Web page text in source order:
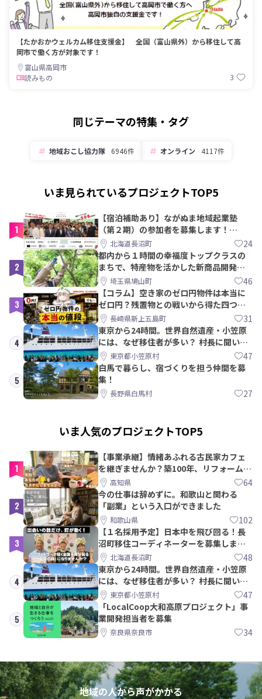
【たかおかウェルカム移住支援金】 全国（富山県外）から移住して高
岡市で働く方が対象です！
富山県高岡市
読みもの
3
同じテーマの特集・タグ
地域おこし協力隊 6946件 オンライン 4117件
いま見られているプロジェクトTOP5
1
【宿泊補助あり】ながぬま地域起業塾
（第２期）の参加者を募集します！
【8/21〆】
北海道長沼町 24
2
都内から１時間の幸福度トップクラスの
まちで、特産物を活かした新商品開発＆
PRメンバー募集！
埼玉県鳩山町 46
3
【コラム】空き家のゼロ円物件は本当に
ゼロ円？残置物との戦いから得た四つの
教訓｜新上五島町
長崎県新上五島町 31
4
東京から24時間。世界自然遺産・小笠原
には、なぜ移住者が多い？ 村長に聞いて
みた東京都小笠原村 47
5
白馬で暮らし、宿づくりを担う仲間を募
集！
長野県白馬村 27
いま人気のプロジェクトTOP5
1
【事業承継】情緒あふれる古民家カフェ
を継ぎませんか？築100年、リフォームか
ら約10年！
高知県 64
2
今の仕事は辞めずに。和歌山と関わる
「副業」という入口ができました
和歌山県 102
3
【１名採用予定】日本中を飛び回る！長
沼町移住コーディネーターを募集しま
す！北海道長沼町 48
4
東京から24時間。世界自然遺産・小笠原
には、なぜ移住者が多い？ 村長に聞いて
みた東京都小笠原村 47
5
「LocalCoop大和高原プロジェクト」事
業開発担当者を募集
奈良県奈良市 34
地域の人から声がかかる